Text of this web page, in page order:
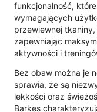
funkcjonalność,
wymagających
przewiewnej
zapewniając
aktywności i
Bez obaw można je
sprawia, że są
lekkości oraz
Barkes